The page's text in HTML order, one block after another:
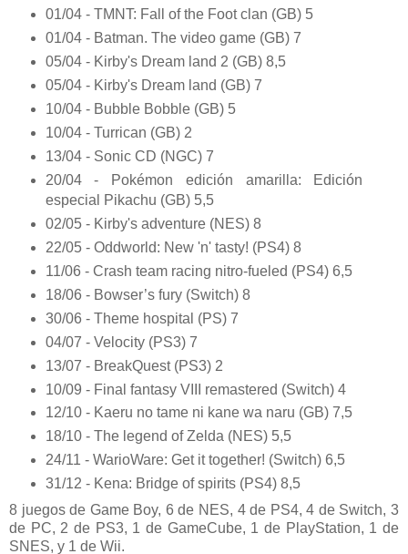
01/04 - TMNT: Fall of the Foot clan (GB) 5
01/04 - Batman. The video game (GB) 7
05/04 - Kirby's Dream land 2 (GB) 8,5
05/04 - Kirby's Dream land (GB) 7
10/04 - Bubble Bobble (GB) 5
10/04 - Turrican (GB) 2
13/04 - Sonic CD (NGC) 7
20/04 - Pokémon edición amarilla: Edición
especial Pikachu (GB) 5,5
02/05 - Kirby's adventure (NES) 8
22/05 - Oddworld: New 'n' tasty! (PS4) 8
11/06 - Crash team racing nitro-fueled (PS4) 6,5
18/06 - Bowser’s fury (Switch) 8
30/06 - Theme hospital (PS) 7
04/07 - Velocity (PS3) 7
13/07 - BreakQuest (PS3) 2
10/09 - Final fantasy VIII remastered (Switch) 4
12/10 - Kaeru no tame ni kane wa naru (GB) 7,5
18/10 - The legend of Zelda (NES) 5,5
24/11 - WarioWare: Get it together! (Switch) 6,5
31/12 - Kena: Bridge of spirits (PS4) 8,5
8 juegos de Game Boy, 6 de NES, 4 de PS4, 4 de Switch, 3
de PC, 2 de PS3, 1 de GameCube, 1 de PlayStation, 1 de
SNES, y 1 de Wii.